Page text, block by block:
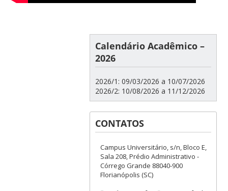
Calendário Acadêmico –
2026
2026/1: 09/03/2026 a 10/07/2026
2026/2: 10/08/2026 a 11/12/2026
CONTATOS
Campus Universitário, s/n, Bloco E,
Sala 208, Prédio Administrativo -
Córrego Grande 88040-900
Florianópolis (SC)